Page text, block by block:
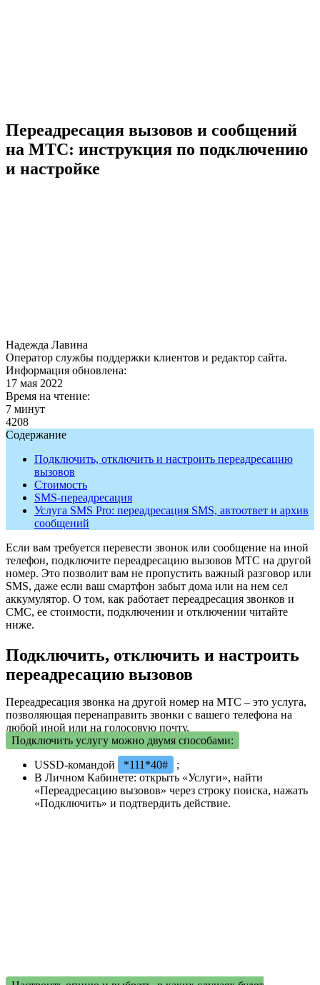
Переадресация вызовов и сообщений
на МТС: инструкция по подключению
и настройке
Надежда Лавина
Оператор службы поддержки клиентов и редактор сайта.
Информация обновлена:
17 мая 2022
Время на чтение:
7 минут
4208
Содержание
Подключить, отключить и настроить переадресацию
вызовов
Стоимость
SMS-переадресация
Услуга SMS Pro: переадресация SMS, автоответ и архив
сообщений
Если вам требуется перевести звонок или сообщение на иной
телефон, подключите переадресацию вызовов МТС на другой
номер. Это позволит вам не пропустить важный разговор или
SMS, даже если ваш смартфон забыт дома или на нем сел
аккумулятор. О том, как работает переадресация звонков и
СМС, ее стоимости, подключении и отключении читайте
ниже.
Подключить, отключить и настроить
переадресацию вызовов
Переадресация звонка на другой номер на МТС – это услуга,
позволяющая перенаправить звонки с вашего телефона на
любой иной или на голосовую почту.
Подключить услугу можно двумя способами:
USSD-командой
*111*40#
;
В Личном Кабинете: открыть «Услуги», найти
«Переадресацию вызовов» через строку поиска, нажать
«Подключить» и подтвердить действие.